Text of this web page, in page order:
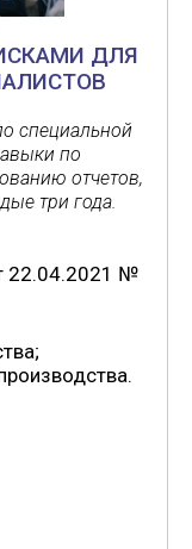
ДЛЯ
специальной
по
отчетов,
три года.
22.04.2021 №